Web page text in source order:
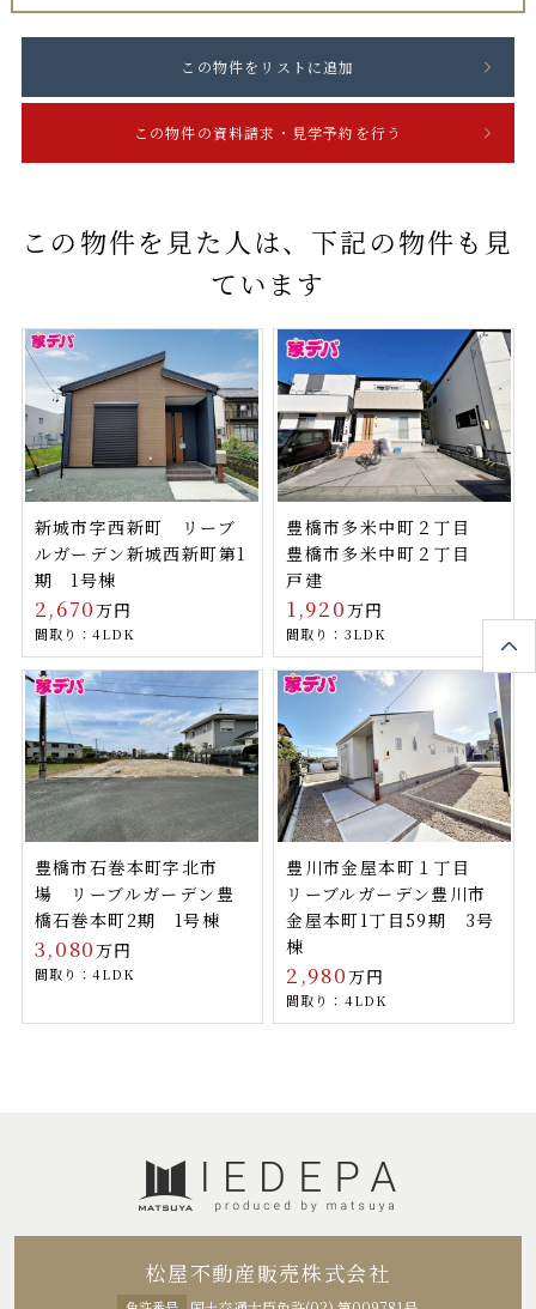
この物件を見た人は、下記の物件も見
ています
新城市字西新町 リーブ
ルガーデン新城西新町第1
期 1号棟
2,670万円
間取り：4LDK
豊橋市多米中町２丁目
豊橋市多米中町２丁目
戸建
1,920万円
間取り：3LDK
豊橋市石巻本町字北市
場 リーブルガーデン豊
橋石巻本町2期 1号棟
3,080万円
間取り：4LDK
豊川市金屋本町１丁目
リーブルガーデン豊川市
金屋本町1丁目59期 3号
棟
2,980万円
間取り：4LDK
松屋不動産販売株式会社